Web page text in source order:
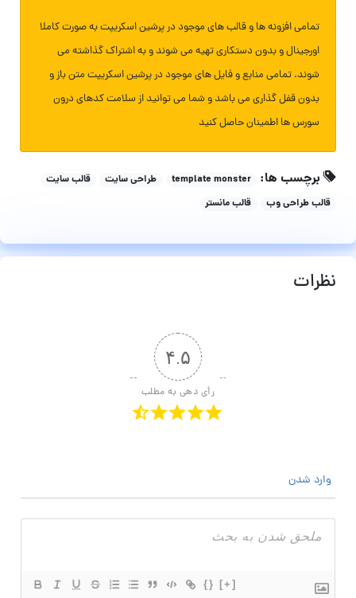
تمامی افزونه ها و قالب های موجود در پرشین اسکریپت به صورت کاملا
اورجینال و بدون دستکاری تهیه می شوند و به اشتراک گذاشته می
شوند. تمامی منابع و فایل های موجود در پرشین اسکریپت متن باز و
بدون قفل گذاری می باشد و شما می توانید از سلامت کدهای درون
سورس ها اطمینان حاصل کنید
برچسب ها: template monster طراحی سایت
قالب سایت
قالب طراحی وب
قالب مانستر
نظرات
۴.۵
رأی دهی به مطلب
وارد شدن
{} [+]